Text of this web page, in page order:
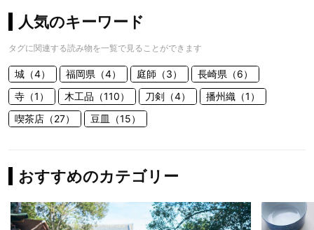
人気のキーワード
タグに関連する読み物を一覧で見ることができます
城（4） 福岡県（4） 庭師（3）
長崎県（6）
寺（1）
木工品（110） 刀剣（4）
播州織（1）
喫茶店（27）
豆皿（15）
おすすめのカテゴリー